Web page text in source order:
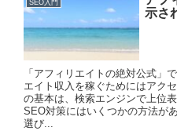
SEO入門
示さ
「アフィリエイトの絶対公式」
エイト収入を稼ぐためにはアク
の基本は、検索エンジンで上位
SEO対策にはいくつかの方法が
選び...